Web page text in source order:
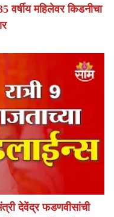
वर्षीय महिलेवर किडनीचा
देवेंद्र फडणवीसांची